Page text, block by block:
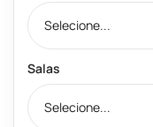
Selecione...
Salas
Selecione...